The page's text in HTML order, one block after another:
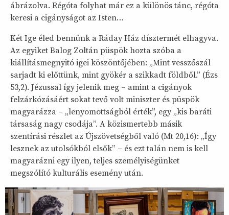
ábrázolva. Régóta folyhat már ez a különös tánc, régóta
keresi a cigányságot az Isten…
Két Ige éled bennünk a Ráday Ház dísztermét elhagyva.
Az egyiket Balog Zoltán püspök hozta szóba a
kiállításmegnyitó igei köszöntőjében: „Mint vesszőszál
sarjadt ki előttünk, mint gyökér a szikkadt földből.” (Ézs
53,2). Jézussal így jelenik meg – amint a cigányok
felzárkózásáért sokat tevő volt miniszter és püspök
magyarázza – „lenyomottságból érték”, egy „kis baráti
társaság nagy csodája”. A közismertebb másik
szentírási részlet az Újszövetségből való (Mt 20,16): „Így
lesznek az utolsókból elsők” – és ezt talán nem is kell
magyarázni egy ilyen, teljes személyiségünket
megszólító kulturális esemény után.